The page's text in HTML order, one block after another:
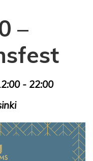
–
time
- 22:00